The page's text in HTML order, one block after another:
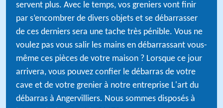
servent plus. Avec le temps, vos greniers vont finir
par s’encombrer de divers objets et se débarrasser
de ces derniers sera une tache très pénible. Vous ne
voulez pas vous salir les mains en débarrassant vous-
même ces pièces de votre maison ? Lorsque ce jour
arrivera, vous pouvez confier le débarras de votre
cave et de votre grenier à notre entreprise L'art du
débarras à Angervilliers. Nous sommes disposés à